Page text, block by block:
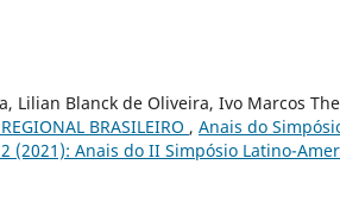
Lilian Blanck de Oliveira, Ivo Marcos
BRASILEIRO , Anais do
(2021): Anais do II Simpósio Latino-